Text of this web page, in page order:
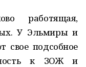
работящая,
У Эльмиры и
свое подсобное
к ЗОЖ и